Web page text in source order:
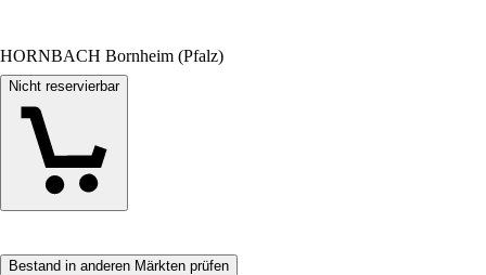
HORNBACH Bornheim (Pfalz)
Nicht reservierbar
Bestand in anderen Märkten prüfen